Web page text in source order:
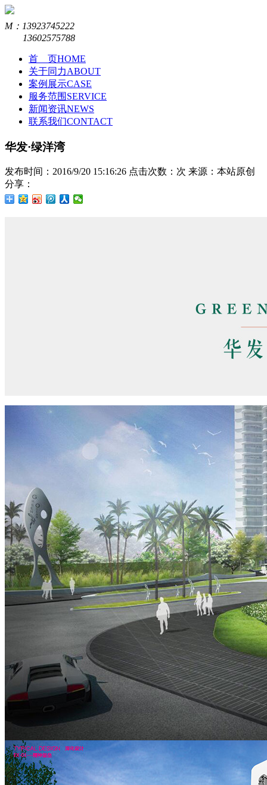
M：13923745222
13602575788
首 页HOME
关于同力ABOUT
案例展示CASE
服务范围 SERVICE
新闻资讯NEWS
联系我们CONTACT
华发·绿洋湾
发布时间：2016/9/20 15:16:26 点击次数： 次 来源：本站原创
分享：